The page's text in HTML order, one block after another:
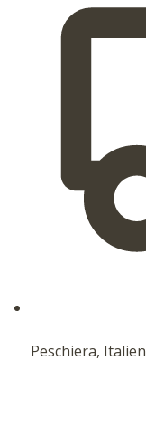
Peschiera, Italien